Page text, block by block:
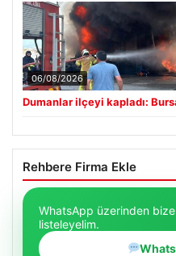
06/08/2026
Dumanlar ilçeyi kapladı:
Rehbere Firma Ekle
WhatsApp üzerinden bize
listeleyelim.